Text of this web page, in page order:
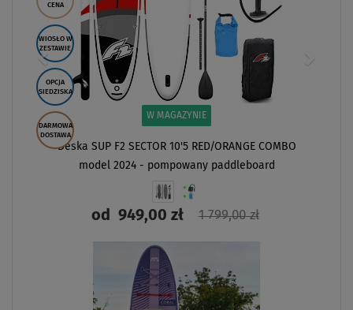
CENA
WIOSŁO W
ZESTAWIE
OPCJA
SIEDZISKA
DARMOWA
DOSTAWA
W MAGAZYNIE
Deska SUP F2 SECTOR 10'5 RED/ORANGE COMBO
model 2024 - pompowany paddleboard
od949,00 zł 1 799,00 zł
ZOBACZ